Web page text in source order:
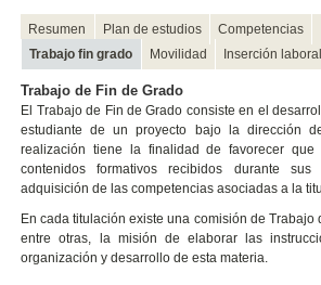
Resumen Plan de estudios Competencias
Trabajo fin grado
Movilidad Inserción laboral
Trabajo de Fin de Grado
El Trabajo de Fin de Grado consiste en el
estudiante de un proyecto bajo la dirección
realización tiene la finalidad de favorecer
contenidos formativos recibidos durante
adquisición de las competencias asociadas a la
En cada titulación existe una comisión de Trabajo
entre otras, la misión de elaborar las
organización y desarrollo de esta materia.